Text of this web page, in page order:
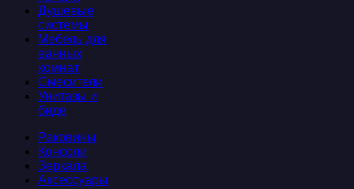
Душевые
системы
Мебель для
ванных
комнат
Смесители
Унитазы и
биде
Раковины
Консоли
Зеркала
Аксессуары